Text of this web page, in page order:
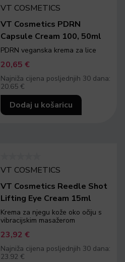
VT COSMETICS
VT Cosmetics PDRN
Capsule Cream 100, 50ml
PDRN veganska krema za lice
20,65€
Najniža cijena posljednjih 30 dana:
20.65 €
Dodaj u košaricu
VT COSMETICS
VT Cosmetics Reedle Shot
Lifting Eye Cream 15ml
Krema za njegu kože oko očiju s
vibracijskim masažerom
23,92€
Najniža cijena posljednjih 30 dana:
23.92 €